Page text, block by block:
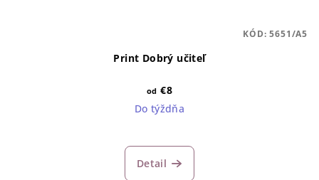
Print Dobrý učiteľ
od €8
Do týždňa
Detail
KÓD:5651/A5